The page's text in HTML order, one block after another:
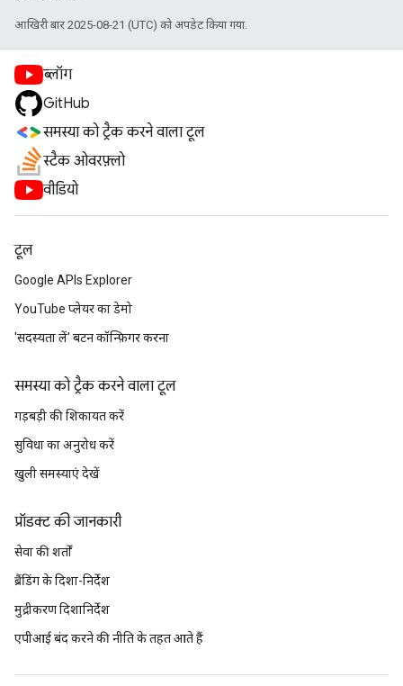
आखिरी बार 2025-08-21 (UTC) को अपडेट किया गया.
ब्लॉग
GitHub
समस्या को ट्रैक करने वाला टूल
स्टैक ओवरफ़्लो
वीडियो
टूल
Google APIs Explorer
YouTube प्लेयर का डेमो
'सदस्यता लें' बटन कॉन्फ़िगर करना
समस्या को ट्रैक करने वाला टूल
गड़बड़ी की शिकायत करें
सुविधा का अनुरोध करें
खुली समस्याएं देखें
प्रॉडक्ट की जानकारी
सेवा की शर्तों
ब्रैंडिंग के दिशा-निर्देश
मुद्रीकरण दिशानिर्देश
एपीआई बंद करने की नीति के तहत आते हैं